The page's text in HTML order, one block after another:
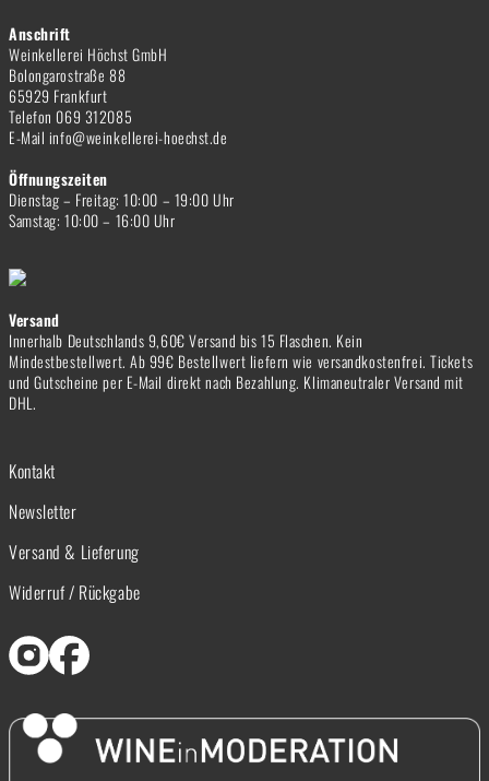
Anschrift
Weinkellerei Höchst GmbH
Bolongarostraße 88
65929 Frankfurt
Telefon 069 312085
E-Mail info@weinkellerei-hoechst.de
Öffnungszeiten
Dienstag – Freitag: 10:00 – 19:00 Uhr
Samstag: 10:00 – 16:00 Uhr
Versand
Innerhalb Deutschlands 9,60€ Versand bis 15 Flaschen. Kein
Mindestbestellwert. Ab 99€ Bestellwert liefern wie versandkostenfrei. Tickets
und Gutscheine per E-Mail direkt nach Bezahlung. Klimaneutraler Versand mit
DHL.
Kontakt
Newsletter
Versand & Lieferung
Widerruf / Rückgabe